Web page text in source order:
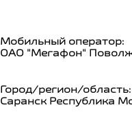
Мобильный оператор:
ОАО "Мегафон"
Город/регион/область:
Саранск Республика